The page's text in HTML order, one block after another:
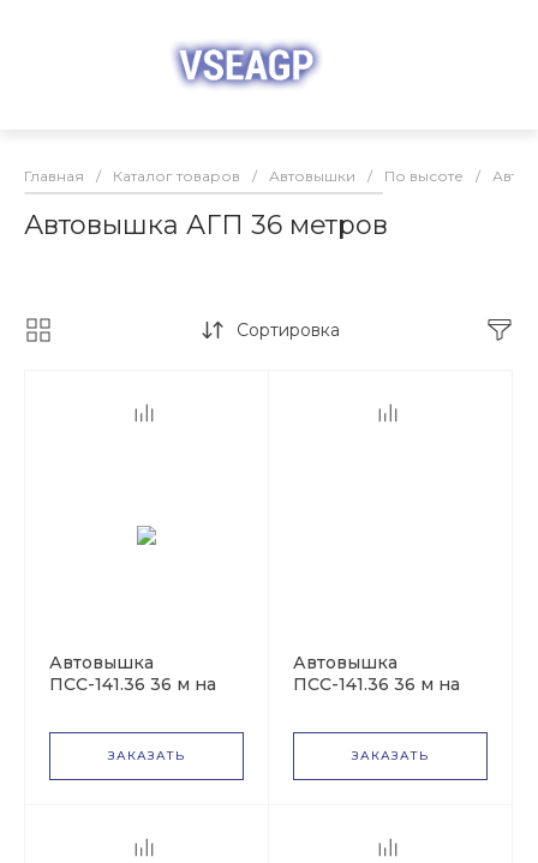
Главная / Каталог товаров / Автовышки / По высоте /
Автовышка АГП 36 метров
Сортировка
Автовышка
ПСС-141.36 36 м на
ЗАКАЗАТЬ
Автовышка
ПСС-141.36 36 м на
ЗАКАЗАТЬ